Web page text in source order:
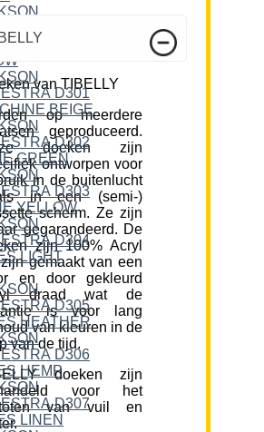
van TIBELLY
op meerdere
geproduceerd.
doeken zijn
ontworpen voor
in de buitenlucht
in een (semi-)
scherm. Ze zijn
gegarandeerd. De
zijn 100% Acryl
gemaakt van een
en door gekleurd
draad wat de
is voor lang
van kleuren in de
van de tijd.
doeken zijn
voor het
van vuil en